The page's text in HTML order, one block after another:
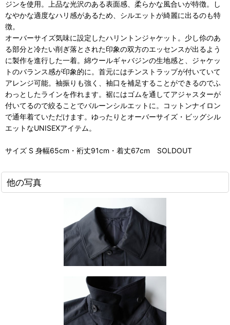
ジンを使用。上品な光沢のある表面感、柔らかな風合いが特徴。し
なやかな適度なハリ感があるため、シルエットが綺麗に出るのも特
徴。
オーバーサイズ気味に設定したハリントンジャケット。少し伱のあ
る部分と冷たい削ぎ落とされた印象の双方のエッセンスが出るよう
に製作を進行した一着。綿ウールギャバジンの生地感と、ジャケッ
トのバランス感が印象的に。首元にはチンストラップが付いていて
アレンジ可能。袖振りも強く、袖口を補足することができるのでふ
わっとしたラインを作れます。裾にはゴムを通してアジャスターが
付いてるので絞ることでバルーンシルエットに。コットンナイロン
で通年着ていただけます。ゆったりとオーバーサイズ・ビッグシル
エットなUNISEXアイテム。
サイズ S 身幅65cm・裄丈91cm・着丈67cm SOLDOUT
他の写真